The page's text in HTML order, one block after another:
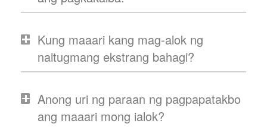
Kung maaari kang mag-alok ng
naitugmang ekstrang bahagi?
Anong uri ng paraan ng pagpapatakbo
ang maaari mong ialok?